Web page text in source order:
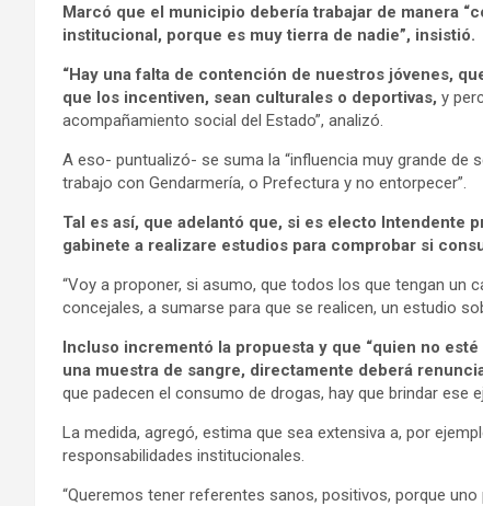
Marcó que el municipio debería trabajar de manera
institucional, porque es muy tierra de nadie”, insistió.
“Hay una falta de contención de nuestros jóvenes,
que los incentiven, sean culturales o deportivas, y
acompañamiento social del Estado”, analizó.
A eso- puntualizó- se suma la “influencia muy grande de
trabajo con Gendarmería, o Prefectura y no entorpecer”.
Tal es así, que adelantó que, si es electo Intendente
gabinete a realizare estudios para comprobar si
“Voy a proponer, si asumo, que todos los que tengan un
concejales, a sumarse para que se realicen, un estudio
Incluso incrementó la propuesta y que “quien no
una muestra de sangre, directamente deberá
que padecen el consumo de drogas, hay que brindar ese
La medida, agregó, estima que sea extensiva a, por
responsabilidades institucionales.
“Queremos tener referentes sanos, positivos, porque